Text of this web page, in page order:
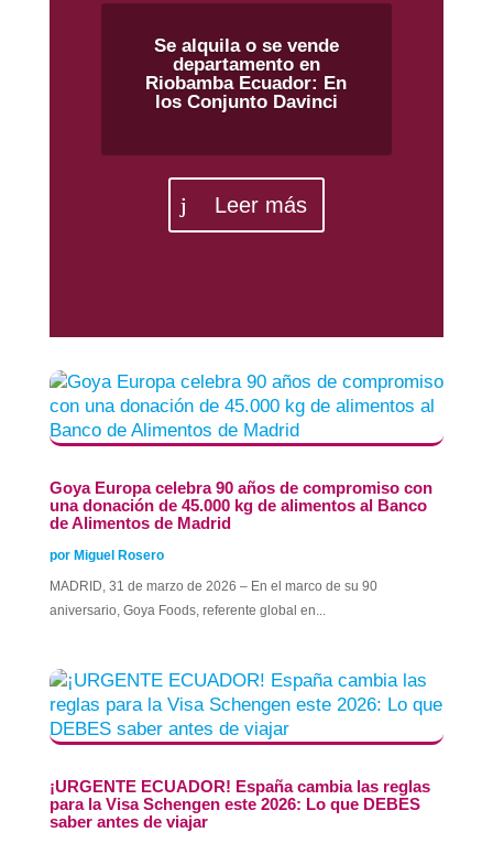
Se alquila o se vende
departamento en
Riobamba Ecuador: En
los Conjunto Davinci
Leer más
Goya Europa celebra 90 años de compromiso con
una donación de 45.000 kg de alimentos al Banco
de Alimentos de Madrid
por Miguel Rosero
MADRID, 31 de marzo de 2026 – En el marco de su 90
aniversario, Goya Foods, referente global en...
​¡URGENTE ECUADOR! España cambia las reglas
para la Visa Schengen este 2026: Lo que DEBES
saber antes de viajar